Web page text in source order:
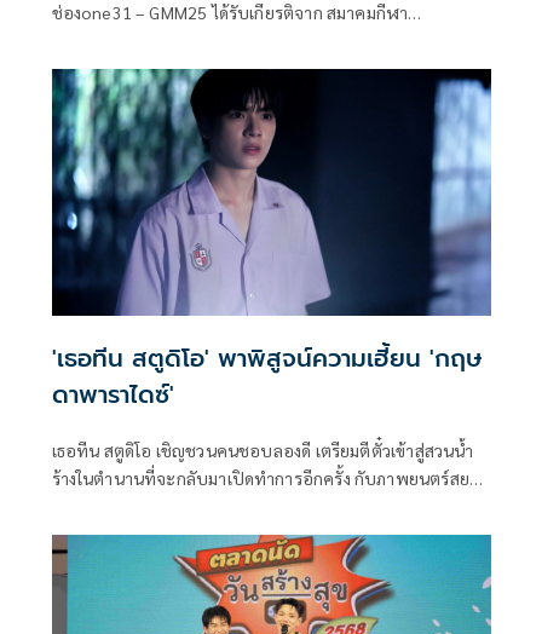
ช่องone31 – GMM25 ได้รับเกียรติจาก สมาคมกีฬา
GMM25 รับหน้าที่ถ่ายทอดสดการแข่งขันวอลเลย์บอลรายการ
BYD DMI 6th SEA V CUP 2026 การแข่งขันวอลเลย์บอล
รายการที่ยิ่งใหญ่ที่สุดในอาเซียน ส่งตรงความสนุกแบบจัดเต็ม
ตั้งแต่วันที่ 15 กรกฎาคม – 9 สิงหาคม 2569 ถ่ายทอดสดครบ
ทุก 34 แมตซ์ 16 วันเต็ม จากทุกสนามทั้งทีมหญิงและทีมชาย
ผ่านหน้าจอ ช่องone31, GMM 25 และรับชมสดออนไลน์ทาง
แอพพลิเคชั่น oneD
'เธอทีน สตูดิโอ' พาพิสูจน์ความเฮี้ยน 'กฤษ
ดาพาราไดซ์'
เธอทีน สตูดิโอ เชิญชวนคนชอบลองดี เตรียมตีตั๋วเข้าสู่สวนน้ำ
ร้างในตำนานที่จะกลับมาเปิดทำการอีกครั้ง กับภาพยนตร์สยอง
โปรดิวเซอร์ ผลงานการกำกับเรื่องล่าสุดของ ไมค์-ภณธฤต โชติ
กฤษฎาโสภณ โดยในเรื่องนี้ผู้กำกับ ไมค์ ได้แรงบันดาลใจจาก
เรื่องเล่าสถานที่จริงและหยิบมิตรภาพของคำว่า เพื่อนเป็น
ชนวนความเขย่าขวัญที่พร้อมสั่นประสาทผู้ชมตลอดเวลา